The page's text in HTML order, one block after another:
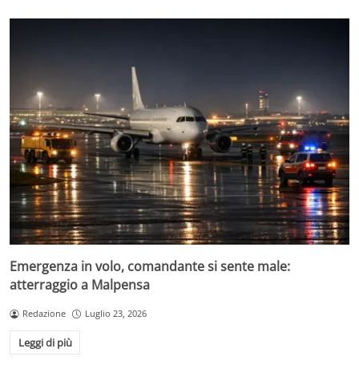
Emergenza in volo, comandante si sente male:
atterraggio a Malpensa
Redazione Luglio 23, 2026
Leggi di più